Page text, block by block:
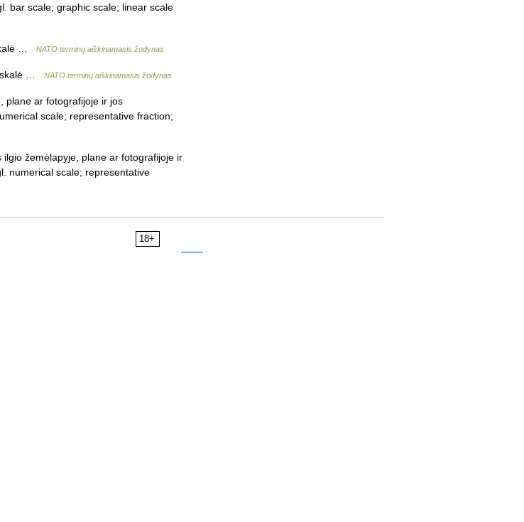
bar scale; graphic scale; linear scale
… NATO terminų aiškinamasis žodynas
skalė … NATO terminų aiškinamasis žodynas
plane ar fotografijoje ir jos
scale; representative fraction;
žemėlapyje, plane ar fotografijoje ir
numerical scale; representative
18+